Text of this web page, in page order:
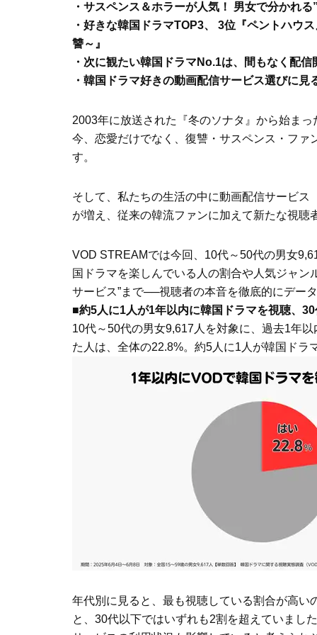
・サスペンス＆ホラーが人気！ 男女で分かれる
・好きな韓国ドラマTOP3、 3位『ペントハウ
讐～』
・次に観たい韓国ドラマNo.1は、間もなく配
・韓国ドラマ好きの動画配信サービス選びに
2003年に放送された『冬のソナタ』から始ま
今、恋愛だけでなく、復讐・サスペンス・フ
す。
そして、私たちの生活の中に動画配信サービ
が増え、従来の韓流ファンに加えて新たな視
VOD STREAMでは今回、10代～50代の男女
国ドラマを楽しんでいる人の割合や人気ジャ
サービス”まで──視聴者の本音を徹底的にデー
■約5人に1人が1年以内に韓国ドラマを視聴、
10代～50代の男女9,617人を対象に、過去1年
た人は、全体の22.8%。約5人に1人が韓国ドラ
年代別に見ると、最も視聴している割合が高
と、30代以下ではいずれも2割を超えていまし